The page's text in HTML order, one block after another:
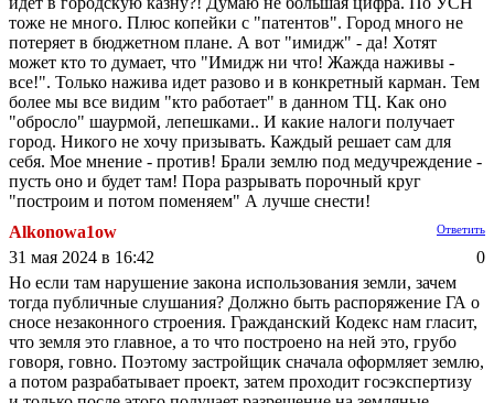
тоже не много. Плюс копейки с "патентов". Город много не
потеряет в бюджетном плане. А вот "имидж" - да! Хотят
может кто то думает, что "Имидж ни что! Жажда наживы -
все!". Только нажива идет разово и в конкретный карман. Тем
более мы все видим "кто работает" в данном ТЦ. Как оно
"обросло" шаурмой, лепешками.. И какие налоги получает
город. Никого не хочу призывать. Каждый решает сам для
себя. Мое мнение - против! Брали землю под медучреждение -
пусть оно и будет там! Пора разрывать порочный круг
"построим и потом поменяем" А лучше снести!
Alkonowa1ow
Ответить
0
31 мая 2024 в 16:42
Но если там нарушение закона использования земли, зачем
тогда публичные слушания? Должно быть распоряжение ГА о
сносе незаконного строения. Гражданский Кодекс нам гласит,
что земля это главное, а то что построено на ней это, грубо
говоря, говно. Поэтому застройщик сначала оформляет землю,
а потом разрабатывает проект, затем проходит госэкспертизу